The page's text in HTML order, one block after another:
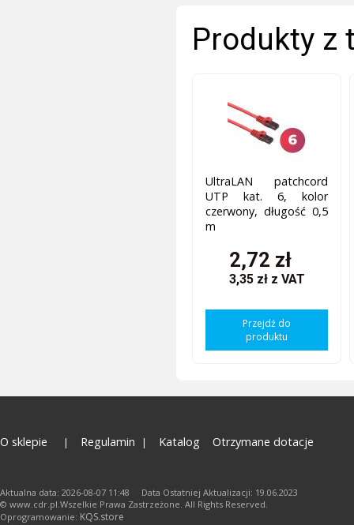
Produkty z
UltraLAN patchcord
UTP kat. 6, kolor
czerwony, długość 0,5
m
2,72 zł
3,35 zł z VAT
Przejdź do
produktu
O sklepie Regulamin Katalog Otrzymane dotacje
Aktualna data: 2026-08-07 11:48 Data Ostatniej Aktualizacji: 19.06.2023
© www.cdr.pl.Wszelkie Prawa Zastrzeżone. All Rights Reserved.
Oprogramowanie: KQS.store